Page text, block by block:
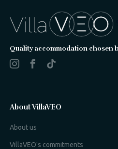
Quality accommodation chosen
About VillaVEO
About us
VillaVEO's commitments